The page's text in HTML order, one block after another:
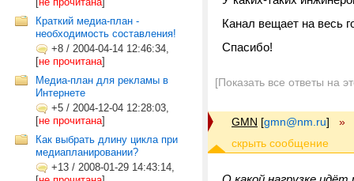
Краткий медиа-план -
необходимость составления!
+8 / 2004-04-14 12:46:34,
[не прочитана]
Медиа-план для рекламы в
Интернете
+5 / 2004-12-04 12:28:03,
[не прочитана]
Как выбрать длину цикла при
медиапланировании?
+13 / 2008-01-29 14:43:14,
Канал вещает на весь
Спасибо!
[Показать все ответы на
GMN [gmn@nm.ru] »